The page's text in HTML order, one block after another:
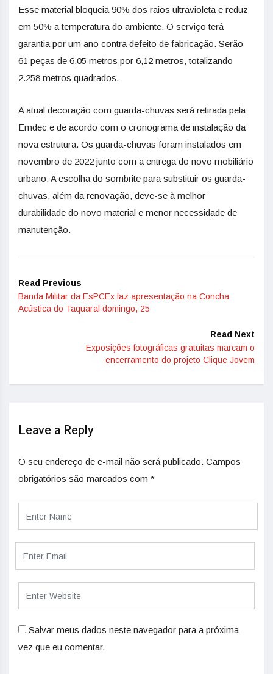
Esse material bloqueia 90% dos raios ultravioleta e reduz
em 50% a temperatura do ambiente. O serviço terá
garantia por um ano contra defeito de fabricação. Serão
61 peças de 6,05 metros por 6,12 metros, totalizando
2.258 metros quadrados.
A atual decoração com guarda-chuvas será retirada pela
Emdec e de acordo com o cronograma de instalação da
nova estrutura. Os guarda-chuvas foram instalados em
novembro de 2022 junto com a entrega do novo mobiliário
urbano. A escolha do sombrite para substituir os guarda-
chuvas, além da renovação, deve-se à melhor
durabilidade do novo material e menor necessidade de
manutenção.
Read Previous
Banda Militar da EsPCEx faz apresentação na Concha
Acústica do Taquaral domingo, 25
Read Next
Exposições fotográficas gratuitas marcam o
encerramento do projeto Clique Jovem
Leave a Reply
O seu endereço de e-mail não será publicado. Campos
obrigatórios são marcados com *
Salvar meus dados neste navegador para a próxima
vez que eu comentar.